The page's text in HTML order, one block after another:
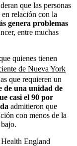
que las personas
en relación con la
genera problemas
entre muchas
quienes tienen
de Nueva York
que requieren un
de una unidad de
casi el 90 por
admitieron que
con menos de la
England